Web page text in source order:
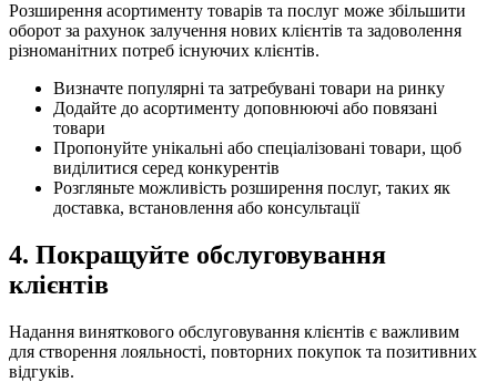
Розширення асортименту товарів та послуг може збільшити
оборот за рахунок залучення нових клієнтів та задоволення
різноманітних потреб існуючих клієнтів.
Визначте популярні та затребувані товари на ринку
Додайте до асортименту доповнюючі або повязані
товари
Пропонуйте унікальні або спеціалізовані товари, щоб
виділитися серед конкурентів
Розгляньте можливість розширення послуг, таких як
доставка, встановлення або консультації
4. Покращуйте обслуговування
клієнтів
Надання виняткового обслуговування клієнтів є важливим
для створення лояльності, повторних покупок та позитивних
відгуків.